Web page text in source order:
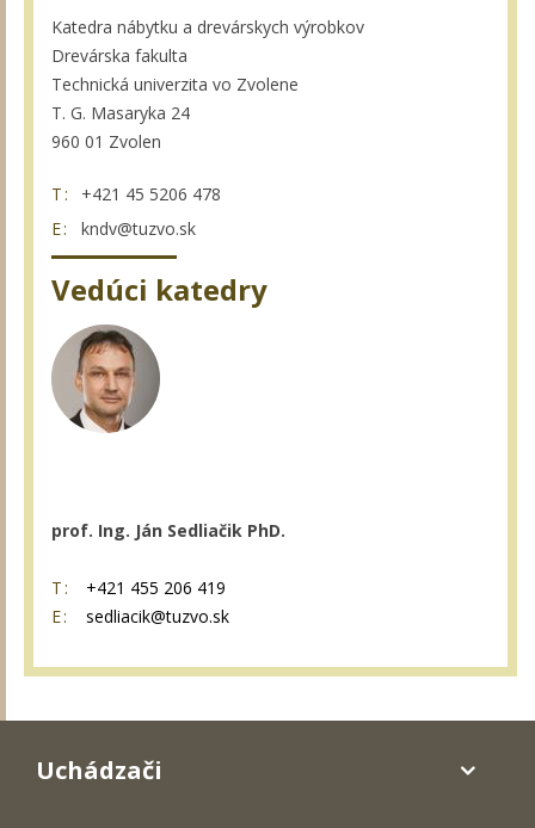
Katedra nábytku a drevárskych výrobkov
Drevárska fakulta
Technická univerzita vo Zvolene
T. G. Masaryka 24
960 01 Zvolen
T:
+421 45 5206 478
E:
kndv@tuzvo.sk
Vedúci katedry
prof. Ing. Ján Sedliačik PhD.
T:
+421 455 206 419
E:
sedliacik@tuzvo.sk
Uchádzači